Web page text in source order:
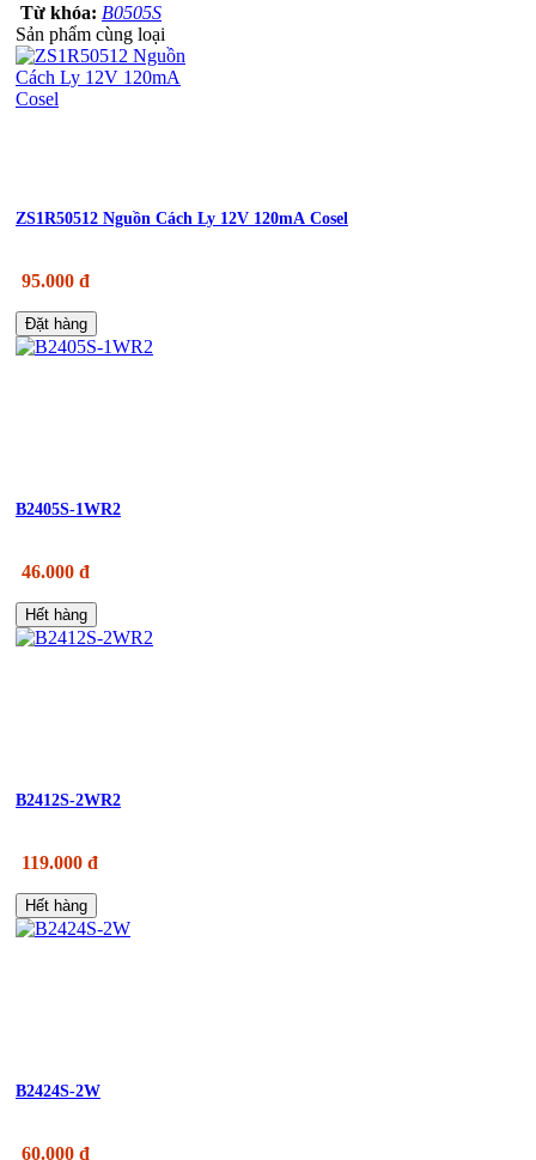
Từ khóa: B0505S
Sản phẩm cùng loại
ZS1R50512 Nguồn Cách Ly 12V 120mA Cosel
95.000 đ
Đặt hàng
B2405S-1WR2
46.000 đ
Hết hàng
B2412S-2WR2
119.000 đ
Hết hàng
B2424S-2W
60.000 đ